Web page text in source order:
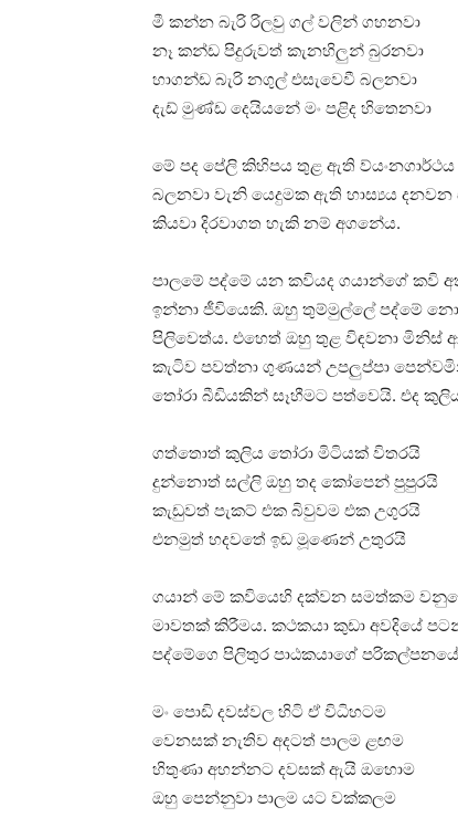
මී කන්න බැරි රිලවු ගල් වලින් ගහනවා
නෑ කන්ඩ පිදුරුවත් කැනහිලුන් බුරනවා
හාගන්ඩ බැරි නගුල් එසැවෙවී බලනවා
දැඩ් මුණ්ඩ දෙයියනේ මං පළිද හිතෙනවා
මේ පද පේලි කිහිපය තුළ ඇති
බලනවා වැනි යෙදුමක ඇති හාස්‍යය
කියවා දිරවාගත හැකි නම් අගනේය.
පාලමේ පද්මේ යන කවියද ගයාන්ගේ කවි
ඉන්නා ජීවියෙකි. ඔහු තුම්මුල්ලේ පද්මේ
පිලිවෙත්ය. එහෙත් ඔහු තුළ විඳවනා
කැටිව පවත්නා ගුණයන් උපලුප්පා
තෝරා බීඩියකින් සෑහීමට පත්වෙයි. එද
ගත්තොත් කුලිය තෝරා මිටියක් විතරයි
දුන්නොත් සල්ලි ඔහු තද කෝපෙන් පුපුරයි
කැඩුවත් පැකට් එක බිවුවම එක උගුරයි
එනමුත් හදවතේ ඉඩ මූණෙන් උතුරයි
ගයාන් මේ කවියෙහි දක්වන සමත්කම
මාවතක් කිරීමය. කථකයා කුඩා අවදියේ
පද්මේගෙ පිලිතුර පාඨකයාගේ
මං පොඩි දවස්වල හිටි ඒ විධිහටම
වෙනසක් නැතිව අදටත් පාලම ළඟම
හිතුණා අහන්නට දවසක් ඇයි ඔහොම
ඔහු පෙන්නුවා පාලම යට වක්කලම